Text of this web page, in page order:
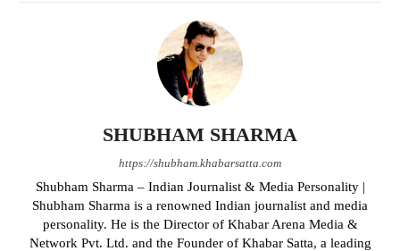
SHUBHAM SHARMA
https://shubham.khabarsatta.com
Shubham Sharma – Indian Journalist & Media Personality |
Shubham Sharma is a renowned Indian journalist and media
personality. He is the Director of Khabar Arena Media &
Network Pvt. Ltd. and the Founder of Khabar Satta, a leading